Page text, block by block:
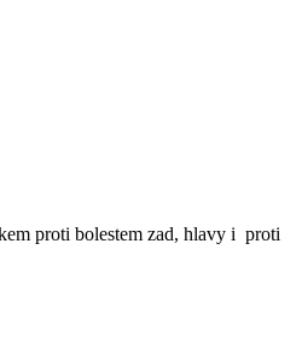
proti bolestem zad, hlavy i proti